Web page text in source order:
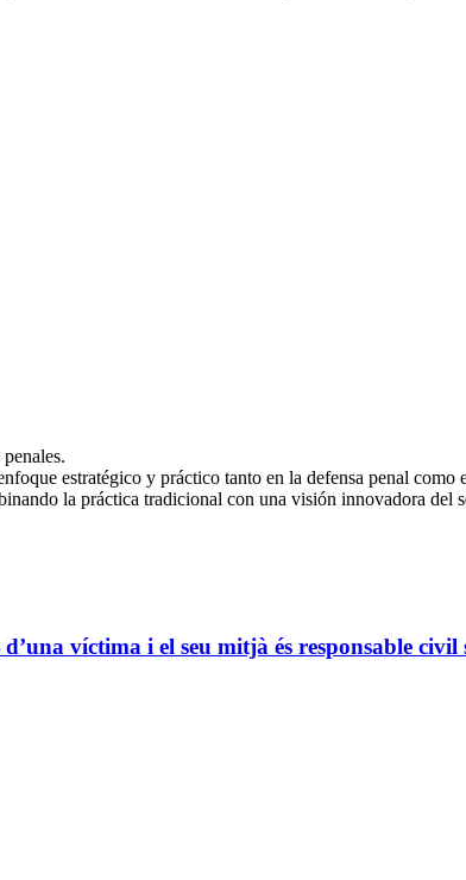
estratégico y práctico tanto en la defensa penal
la práctica tradicional con una visión innovadora del
víctima i el seu mitjà és responsable civil